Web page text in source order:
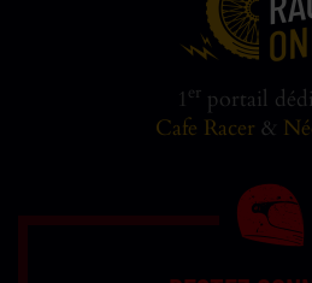
1 er portail
Cafe Racer &